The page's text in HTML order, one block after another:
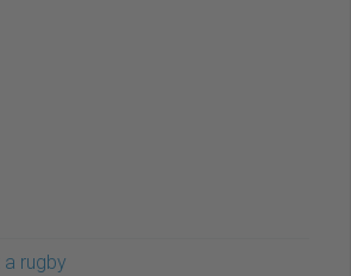
a rugby